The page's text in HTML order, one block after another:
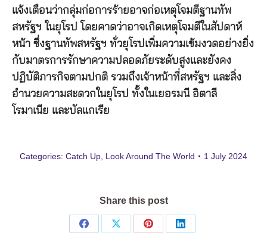
แจ้งเตือนว่ากลุ่มก่อการร้ายอาจก่อเหตุโจมตีฐานทัพ
สหรัฐฯ ในยุโรป โดยคาดว่าอาจเกิดเหตุโจมตีในสัปดาห์
หน้า ซึ่งฐานทัพสหรัฐฯ ทั่วยุโรปเพิ่มความเข้มงวดอย่างยิ่ง
กับมาตรการรักษาความปลอดภัยระดับสูงและยังคง
ปฏิบัติภารกิจตามปกติ รวมถึงเจ้าหน้าที่สหรัฐฯ และสิ่ง
อำนวยความสะดวกในยุโรป ทั้งในเยอรมนี อิตาลี
โรมาเนีย และบัลแกเรีย
Categories: Catch Up Look Around The World 1 July 2024
Share this post
Share
Share
Share
Share